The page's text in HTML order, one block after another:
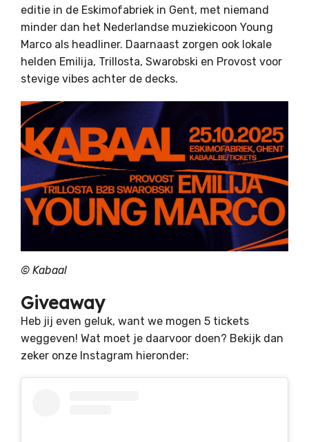
editie in de Eskimofabriek in Gent, met niemand
minder dan het Nederlandse muziekicoon Young
Marco als headliner. Daarnaast zorgen ook lokale
helden Emilija, Trillosta, Swarobski en Provost voor
stevige vibes achter de decks.
© Kabaal
Giveaway
Heb jij even geluk, want we mogen 5 tickets
weggeven! Wat moet je daarvoor doen? Bekijk dan
zeker onze Instagram hieronder: